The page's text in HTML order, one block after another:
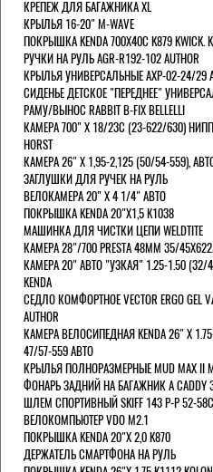
КРЕПЕЖ ДЛЯ БАГАЖНИКА XL
КРЫЛЬЯ 16-20" M-WAVE
ПОКРЫШКА KENDA 700Х40С K879 KWICK.
РУЧКИ НА РУЛЬ AGR-R192-102 AUTHOR
КРЫЛЬЯ УНИВЕРСАЛЬНЫЕ AXP-02-24/29
СИДЕНЬЕ ДЕТСКОЕ "ПЕРЕДНЕЕ"
РАМУ/ВЫНОС RABBIT B-FIX BELLELLI
КАМЕРА 700" Х 18/23C (23-622/630)
HORST
КАМЕРА 26" X 1,95-2,125 (50/54-559),
ЗАГЛУШКИ ДЛЯ РУЧЕК НА РУЛЬ
ВЕЛОКАМЕРА 20" Х 4 1/4" АВТО
ПОКРЫШКА KENDA 20"Х1,5 K1038
МАШИНКА ДЛЯ ЧИСТКИ ЦЕПИ WELDTITE
КАМЕРА 28"/700 PRESTA 48ММ 35/
КАМЕРА 20" АВТО "УЗКАЯ" 1.25-1.50 (32/
KENDA
СЕДЛО КОМФОРТНОЕ VECTOR ERGO GEL
AUTHOR
КАМЕРА ВЕЛОСИПЕДНАЯ KENDA 26" Х
47/57-559 АВТО
КРЫЛЬЯ ПОЛНОРАЗМЕРНЫЕ MUD MAX II
ФОНАРЬ ЗАДНИЙ НА БАГАЖНИК A CADDY
ШЛЕМ СПОРТИВНЫЙ SKIFF 143 Р-Р 52-
ВЕЛОКОМПЬЮТЕР VDO M2.1
ПОКРЫШКА KENDA 20"Х 2,0 K870
ДЕРЖАТЕЛЬ СМАРТФОНА НА РУЛЬ